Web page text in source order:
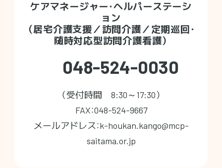
ケアマネージャー・ヘルパーステーシ
ョン
（居宅介護支援／訪問介護／定期巡回・
随時対応型訪問介護看護）
048-524-0030
（受付時間 8:30～17:30）
FAX：048-524-9667
メールアドレス：k-houkan.kango@mcp-
saitama.or.jp